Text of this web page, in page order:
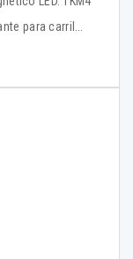
para carril
en relieve